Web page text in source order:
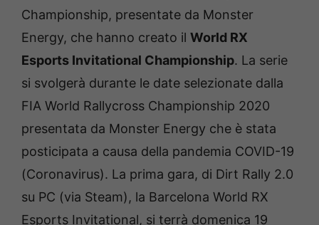
Championship, presentate da Monster
Energy, che hanno creato il World RX
Esports Invitational Championship. La serie
si svolgerà durante le date selezionate dalla
FIA World Rallycross Championship 2020
presentata da Monster Energy che è stata
posticipata a causa della pandemia COVID-19
(Coronavirus). La prima gara, di Dirt Rally 2.0
su PC (via Steam), la Barcelona World RX
Esports Invitational, si terrà domenica 19